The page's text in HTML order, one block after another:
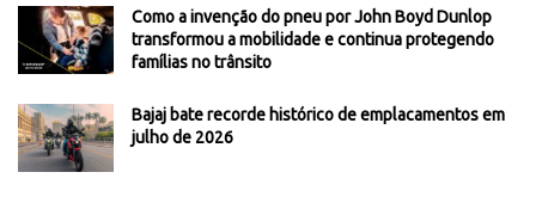
Como a invenção do pneu por John Boyd Dunlop
transformou a mobilidade e continua protegendo
famílias no trânsito
Bajaj bate recorde histórico de emplacamentos em
julho de 2026